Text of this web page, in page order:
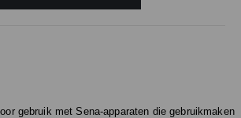
gebruik met Sena-apparaten die gebruikmaken